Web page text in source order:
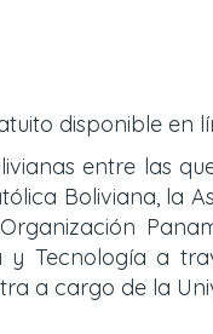
disponible en
entre las
Boliviana, la
y Tecnología a
a cargo de la